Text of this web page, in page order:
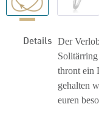
Details Der
thront ein
gehalten
euren